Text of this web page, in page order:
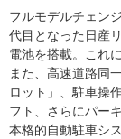
フルモデルチェン
代目となった日産
電池を搭載。これ
また、高速道路同
ロット」、駐車操
フト、さらにパー
本格的自動駐車シ